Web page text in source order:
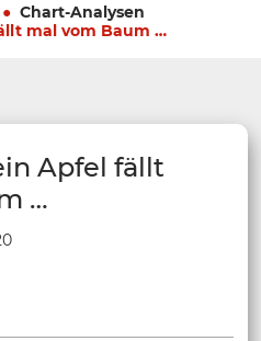
Chart-Analysen
mal vom Baum …
Apfel fällt
…